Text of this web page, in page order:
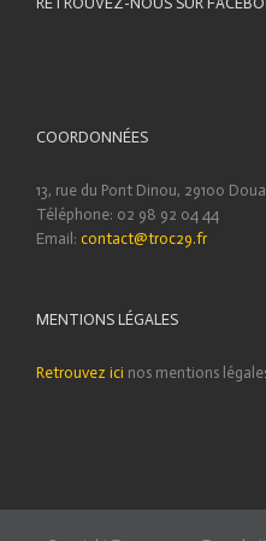
COORDONNÉES
13, rue du Pont Dinou, 29100
Téléphone: 02 98 92 04 44
Email: contact@troc29.fr
MENTIONS LÉGALES
Retrouvez ici nos mentions